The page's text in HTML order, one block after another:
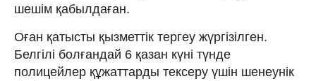
шешім қабылдаған.
Оған қатысты қызметтік тергеу жүргізілген.
Белгілі болғандай 6 қазан күні түнде
полицейлер құжаттарды тексеру үшін шенеунік